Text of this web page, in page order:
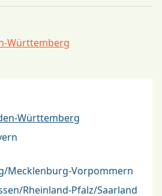
Württemberg
Württemberg
Mecklenburg-Vorpommern
Rheinland-Pfalz/Saarland